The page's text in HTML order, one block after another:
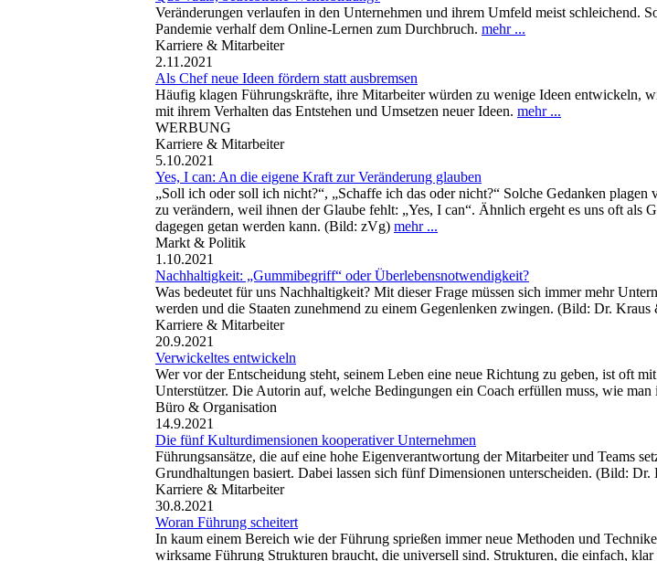
Veränderungen verlaufen in den Unternehmen und ihrem Umfeld meist schleichend.
Pandemie verhalf dem Online-Lernen zum Durchbruch. mehr ...
Karriere & Mitarbeiter
2.11.2021
Als Chef neue Ideen fördern statt ausbremsen
Häufig klagen Führungskräfte, ihre Mitarbeiter würden zu wenige Ideen entwickeln,
mit ihrem Verhalten das Entstehen und Umsetzen neuer Ideen. mehr ...
WERBUNG
Karriere & Mitarbeiter
5.10.2021
Yes, I can: An die eigene Kraft zur Veränderung glauben
„Soll ich oder soll ich nicht?“, „Schaffe ich das oder nicht?“ Solche Gedanken
zu verändern, weil ihnen der Glaube fehlt: „Yes, I can“. Ähnlich ergeht es uns oft als
dagegen getan werden kann. (Bild: zVg) mehr ...
Markt & Politik
1.10.2021
Nachhaltigkeit: „Gummibegriff“ oder Überlebensnotwendigkeit?
Was bedeutet für uns Nachhaltigkeit? Mit dieser Frage müssen sich immer mehr
werden und die Staaten zunehmend zu einem Gegenlenken zwingen. (Bild: Dr. Kraus
Karriere & Mitarbeiter
20.9.2021
Verwickeltes entwickeln
Wer vor der Entscheidung steht, seinem Leben eine neue Richtung zu geben, ist oft
Unterstützer. Die Autorin auf, welche Bedingungen ein Coach erfüllen muss, wie
Büro & Organisation
14.9.2021
Die fünf Kulturdimensionen kooperativer Unternehmen
Führungsansätze, die auf eine hohe Eigenverantwortung der Mitarbeiter und Teams
Grundhaltungen basiert. Dabei lassen sich fünf Dimensionen unterscheiden. (Bild: Dr.
Karriere & Mitarbeiter
30.8.2021
Woran Führung scheitert
In kaum einem Bereich wie der Führung sprießen immer neue Methoden und
wirksame Führung Strukturen braucht, die universell sind. Strukturen, die einfach, klar